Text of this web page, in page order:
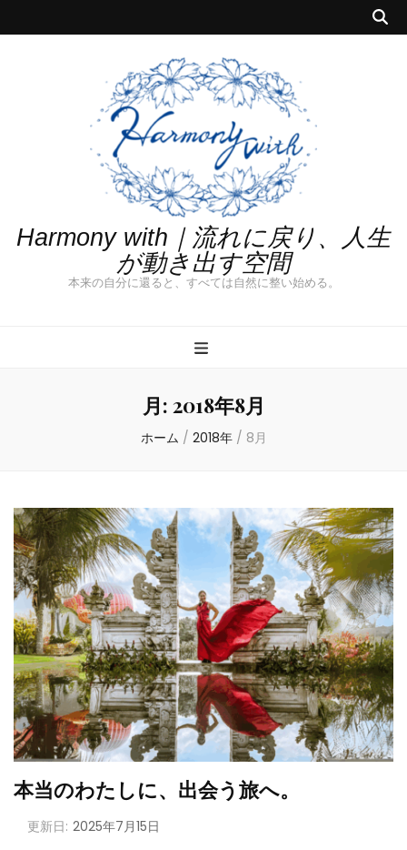
Harmony with｜流れに戻り、人生
が動き出す空間
本来の自分に還ると、すべては自然に整い始める。
月: 2018年8月
ホーム / 2018年 / 8月
本当のわたしに、出会う旅へ。
更新日: 2025年7月15日